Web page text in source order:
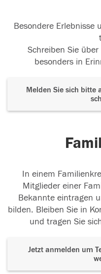
Besondere Erlebnisse
Schreiben Sie
besonders in
Melden Sie sich bitte
In einem
Mitglieder einer
Bekannte eintragen
bilden. Bleiben Sie in
und tragen Sie
Jetzt anmelden um